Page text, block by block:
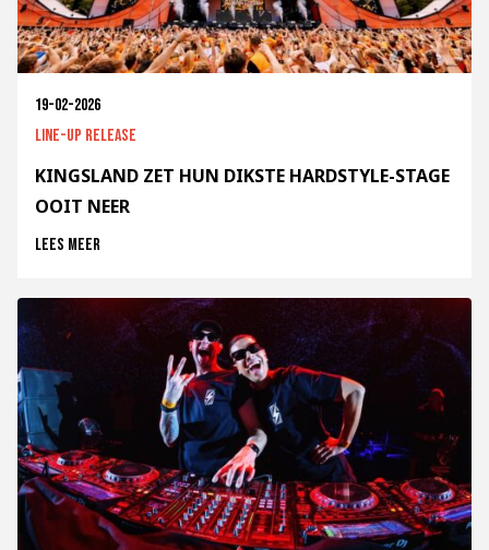
19-02-2026
Line-up release
KINGSLAND ZET HUN DIKSTE HARDSTYLE-STAGE
OOIT NEER
Lees meer